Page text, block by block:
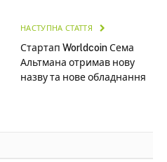
НАСТУПНА СТАТТЯ
Стартап Worldcoin Сема
Альтмана отримав нову
назву та нове обладнання